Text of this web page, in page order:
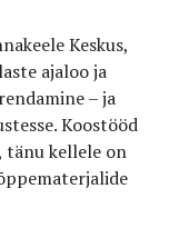
Keskus,
ajaloo ja
– ja
Koostööd
kellele on